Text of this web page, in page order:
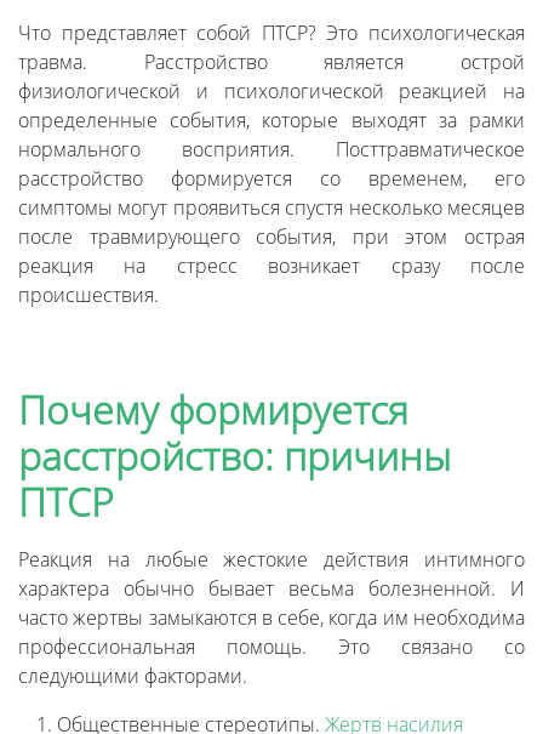
Что представляет собой ПТСР? Это психологическая
травма. Расстройство является острой
физиологической и психологической реакцией на
определенные события, которые выходят за рамки
нормального восприятия. Посттравматическое
расстройство формируется со временем, его
симптомы могут проявиться спустя несколько месяцев
после травмирующего события, при этом острая
реакция на стресс возникает сразу после
происшествия.
Почему формируется
расстройство: причины
ПТСР
Реакция на любые жестокие действия интимного
характера обычно бывает весьма болезненной. И
часто жертвы замыкаются в себе, когда им необходима
профессиональная помощь. Это связано со
следующими факторами.
Общественные стереотипы. Жертв насилия